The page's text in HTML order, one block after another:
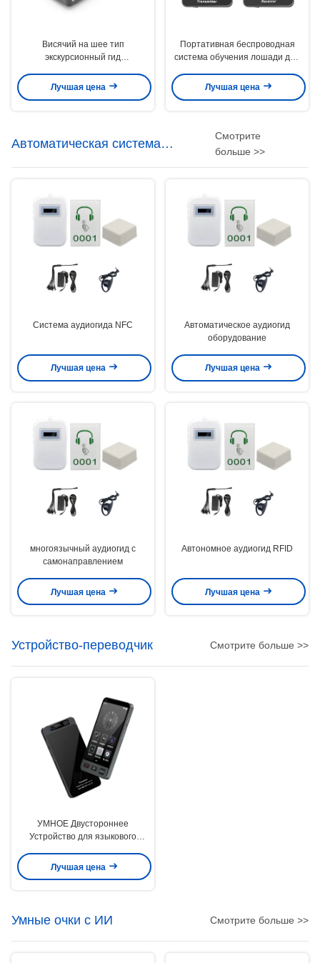
Висячий на шее тип
экскурсионный гид
система Черный цвет Для
Лучшая цена
Портативная беспроводная
система обучения лошади для
Лучшая цена
Автоматическая система
аудиогида
Смотрите
больше >>
Система аудиогида NFC
Лучшая цена
Автоматическое аудиогид
оборудование
Лучшая цена
многоязычный аудиогид с
самонаправлением
Лучшая цена
Автономное аудиогид RFID
Лучшая цена
Устройство-переводчик Смотрите больше >>
УМНОЕ Двустороннее
Устройство для языкового
Лучшая цена
Умные очки с ИИ Смотрите больше >>